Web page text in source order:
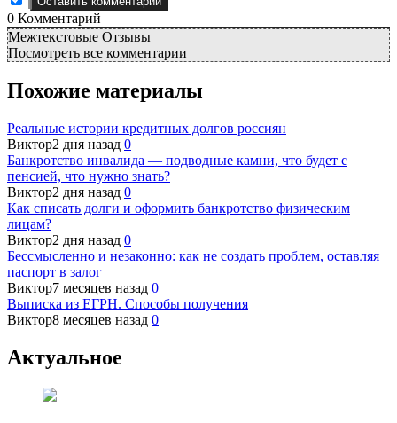
0 Комментарий
Межтекстовые Отзывы
Посмотреть все комментарии
Похожие материалы
Реальные истории кредитных долгов россиян
Виктор2 дня назад 0
Банкротство инвалида — подводные камни, что будет с
пенсией, что нужно знать?
Виктор2 дня назад 0
Как списать долги и оформить банкротство физическим
лицам?
Виктор2 дня назад 0
Бессмысленно и незаконно: как не создать проблем, оставляя
паспорт в залог
Виктор7 месяцев назад 0
Выписка из ЕГРН. Способы получения
Виктор8 месяцев назад 0
Актуальное